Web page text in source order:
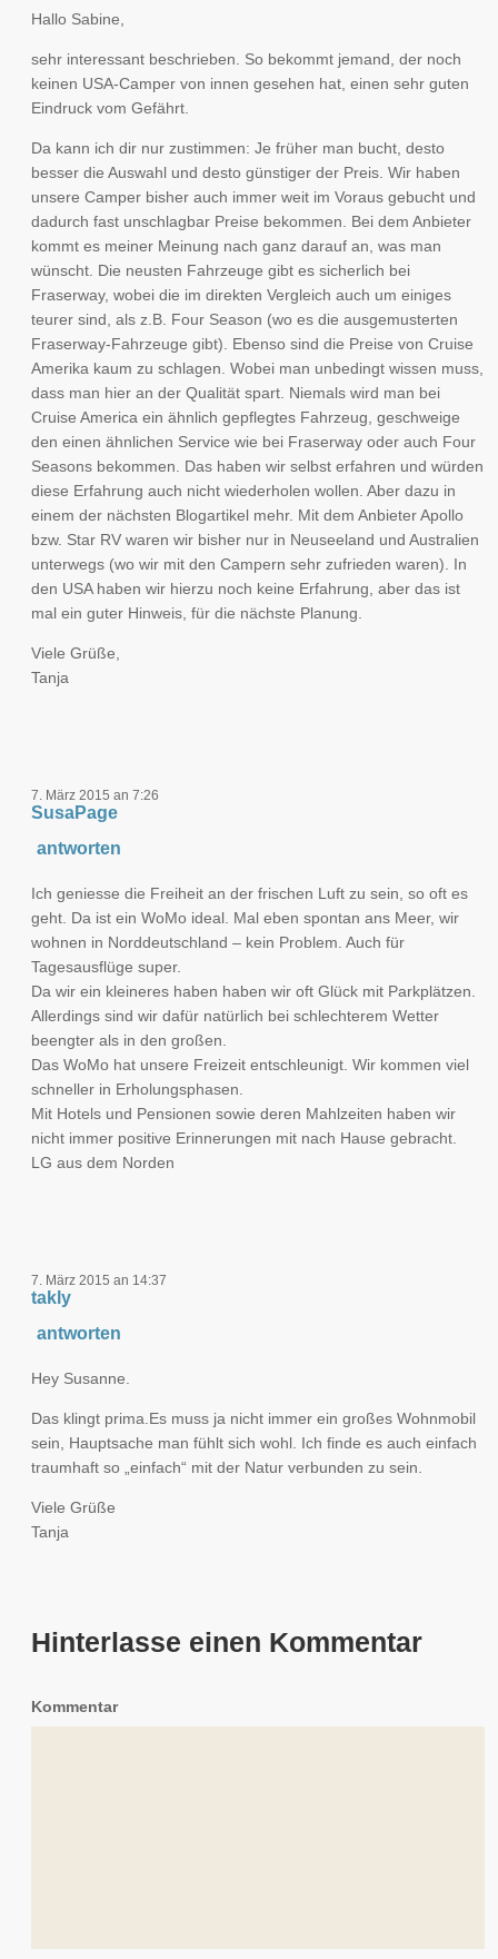
Hallo Sabine,
sehr interessant beschrieben. So bekommt jemand, der noch
keinen USA-Camper von innen gesehen hat, einen sehr guten
Eindruck vom Gefährt.
Da kann ich dir nur zustimmen: Je früher man bucht, desto
besser die Auswahl und desto günstiger der Preis. Wir haben
unsere Camper bisher auch immer weit im Voraus gebucht und
dadurch fast unschlagbar Preise bekommen. Bei dem Anbieter
kommt es meiner Meinung nach ganz darauf an, was man
wünscht. Die neusten Fahrzeuge gibt es sicherlich bei
Fraserway, wobei die im direkten Vergleich auch um einiges
teurer sind, als z.B. Four Season (wo es die ausgemusterten
Fraserway-Fahrzeuge gibt). Ebenso sind die Preise von Cruise
Amerika kaum zu schlagen. Wobei man unbedingt wissen muss,
dass man hier an der Qualität spart. Niemals wird man bei
Cruise America ein ähnlich gepflegtes Fahrzeug, geschweige
den einen ähnlichen Service wie bei Fraserway oder auch Four
Seasons bekommen. Das haben wir selbst erfahren und würden
diese Erfahrung auch nicht wiederholen wollen. Aber dazu in
einem der nächsten Blogartikel mehr. Mit dem Anbieter Apollo
bzw. Star RV waren wir bisher nur in Neuseeland und Australien
unterwegs (wo wir mit den Campern sehr zufrieden waren). In
den USA haben wir hierzu noch keine Erfahrung, aber das ist
mal ein guter Hinweis, für die nächste Planung.
Viele Grüße,
Tanja
7. März 2015 an 7:26
SusaPage
antworten
Ich geniesse die Freiheit an der frischen Luft zu sein, so oft es
geht. Da ist ein WoMo ideal. Mal eben spontan ans Meer, wir
wohnen in Norddeutschland – kein Problem. Auch für
Tagesausflüge super.
Da wir ein kleineres haben haben wir oft Glück mit Parkplätzen.
Allerdings sind wir dafür natürlich bei schlechterem Wetter
beengter als in den großen.
Das WoMo hat unsere Freizeit entschleunigt. Wir kommen viel
schneller in Erholungsphasen.
Mit Hotels und Pensionen sowie deren Mahlzeiten haben wir
nicht immer positive Erinnerungen mit nach Hause gebracht.
LG aus dem Norden
7. März 2015 an 14:37
takly
antworten
Hey Susanne.
Das klingt prima.Es muss ja nicht immer ein großes Wohnmobil
sein, Hauptsache man fühlt sich wohl. Ich finde es auch einfach
traumhaft so „einfach“ mit der Natur verbunden zu sein.
Viele Grüße
Tanja
Hinterlasse einen Kommentar
Kommentar